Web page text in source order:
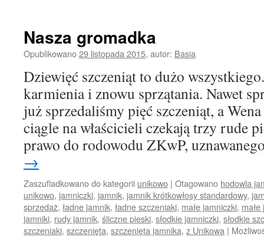
Nasza gromadka
Opublikowano29 listopada 2015, autor: Basia
Dziewięć szczeniąt to dużo
karmienia i znowu sprzątania. Nawet
już sprzedaliśmy pięć szczeniąt, a
ciągle na właścicieli czekają trzy rude
prawo do rodowodu ZKwP,
→
Zaszufladkowano do kategorii unikowo | Otagowano hodowla
unikowo, jamniczki, jamnik, jamnik krótkowłosy standardowy,
sprzedaż, ładne jamnik, ładne szczeniaki, małe jamniczki,
jamniki, rudy jamnik, śliczne pieski, słodkie jamniczki, słodkie
szczeniaki, szczenięta, szczenięta jamnika, z Unikowa |